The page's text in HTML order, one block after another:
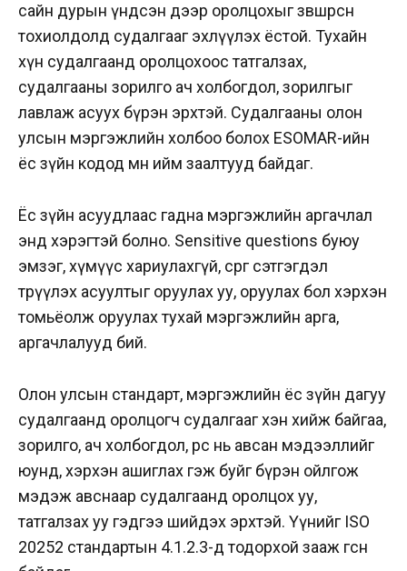
сайн дурын үндсэн дээр оролцохыг зөвшөөрсөн
тохиолдолд судалгааг эхлүүлэх ёстой. Тухайн
хүн судалгаанд оролцохоос татгалзах,
судалгааны зорилго ач холбогдол, зорилгыг
лавлаж асуух бүрэн эрхтэй. Судалгааны олон
улсын мэргэжлийн холбоо болох ESOMAR-ийн
ёс зүйн кодод мөн ийм заалтууд байдаг.
Ёс зүйн асуудлаас гадна мэргэжлийн аргачлал
энд хэрэгтэй болно. Sensitive questions буюу
эмзэг, хүмүүс хариулахгүй, сөрөг сэтгэгдэл
төрүүлэх асуултыг оруулах уу, оруулах бол хэрхэн
томьёолж оруулах тухай мэргэжлийн арга,
аргачлалууд бий.
Олон улсын стандарт, мэргэжлийн ёс зүйн дагуу
судалгаанд оролцогч судалгааг хэн хийж байгаа,
зорилго, ач холбогдол, өөрөөс нь авсан мэдээллийг
юунд, хэрхэн ашиглах гэж буйг бүрэн ойлгож
мэдэж авснаар судалгаанд оролцох уу,
татгалзах уу гэдгээ шийдэх эрхтэй. Үүнийг ISO
20252 стандартын 4.1.2.3-д тодорхой зааж өгсөн